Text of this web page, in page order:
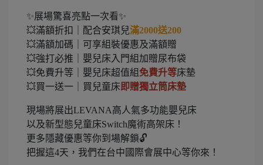
✨展場驚喜亮點一次看✨
💥滿額折扣｜配合安琪兒滿2000送200
💥滿額加碼｜可享組裝優惠及滿額贈
💥強打必推｜嬰兒床入門組加贈尿布袋
💥免費升等｜嬰兒床超值組免費升等床墊
💥買一送一｜買兒童床 即贈獨立筒床墊
現場將展出LEVANA高人氣多功能嬰兒床
以及新型態兒童床Switch魔術高架床！
更多隱藏優惠等你到場解鎖🔓
把握這4天，我們在台中國際會展中心等你來！